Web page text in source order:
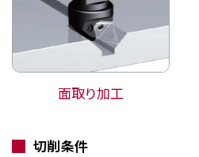
面取り加工
切削条件